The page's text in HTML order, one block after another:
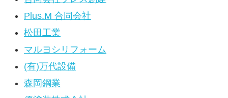
Plus.M 合同会社
松田工業
マルヨシリフォーム
(有)万代設備
森岡鋼業